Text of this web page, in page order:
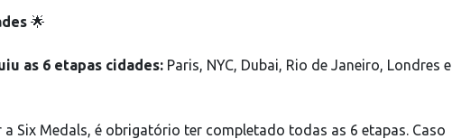
🌟
as 6 etapas cidades: Paris, NYC, Dubai, Rio de Janeiro, Londres e
a Six Medals, é obrigatório ter completado todas as 6 etapas. Caso